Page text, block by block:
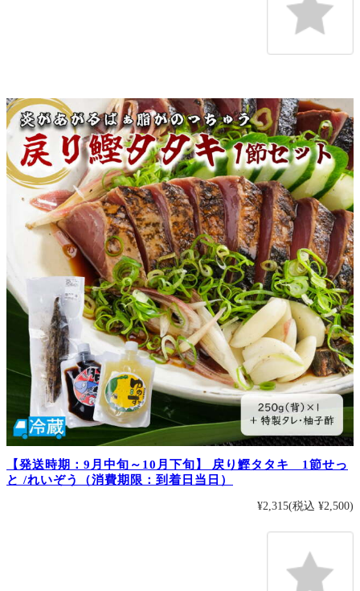
【発送時期：9月中旬～10月下旬】 戻り鰹タタキ 1節せっ
と /れいぞう（消費期限：到着日当日）
¥2,315(税込 ¥2,500)